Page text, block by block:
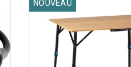
NOUVEAU